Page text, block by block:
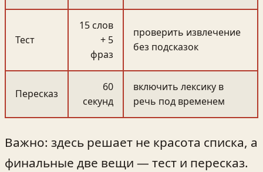
Тест
15 слов
+ 5
фраз
проверить извлечение
без подсказок
Пересказ
60
секунд
включить лексику в
речь под временем
Важно: здесь решает не красота списка, а
финальные две вещи — тест и пересказ.